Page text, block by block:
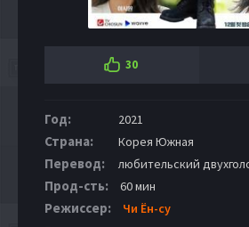
30
Год: 2021
Страна: Корея Южная
Перевод: любительский
Прод-сть: 60 мин
Режиссер: Чи Ён-су